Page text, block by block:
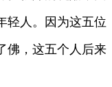
轻人。因为这五位
佛，这五个人后来